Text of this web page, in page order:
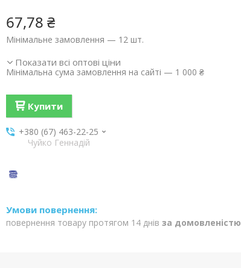
67,78 ₴
Мінімальне замовлення — 12 шт.
Показати всі оптові ціни
Мінімальна сума замовлення на сайті — 1 000 ₴
Купити
+380 (67) 463-22-25
Чуйко Геннадій
повернення товару протягом 14 днів за домовленістю